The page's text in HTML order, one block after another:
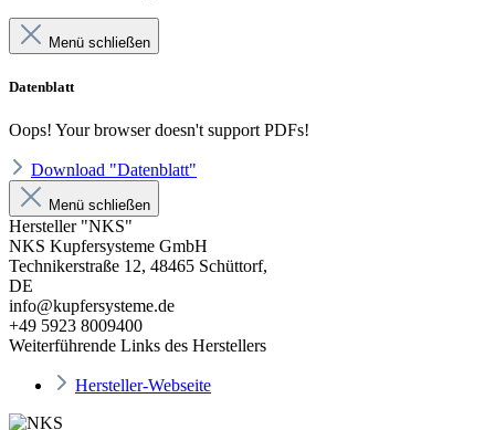
Menü schließen
Datenblatt
Oops! Your browser doesn't support PDFs!
Download "Datenblatt"
Menü schließen
Hersteller "NKS"
NKS Kupfersysteme GmbH
Technikerstraße 12, 48465 Schüttorf,
DE
info@kupfersysteme.de
+49 5923 8009400
Weiterführende Links des Herstellers
Hersteller-Webseite